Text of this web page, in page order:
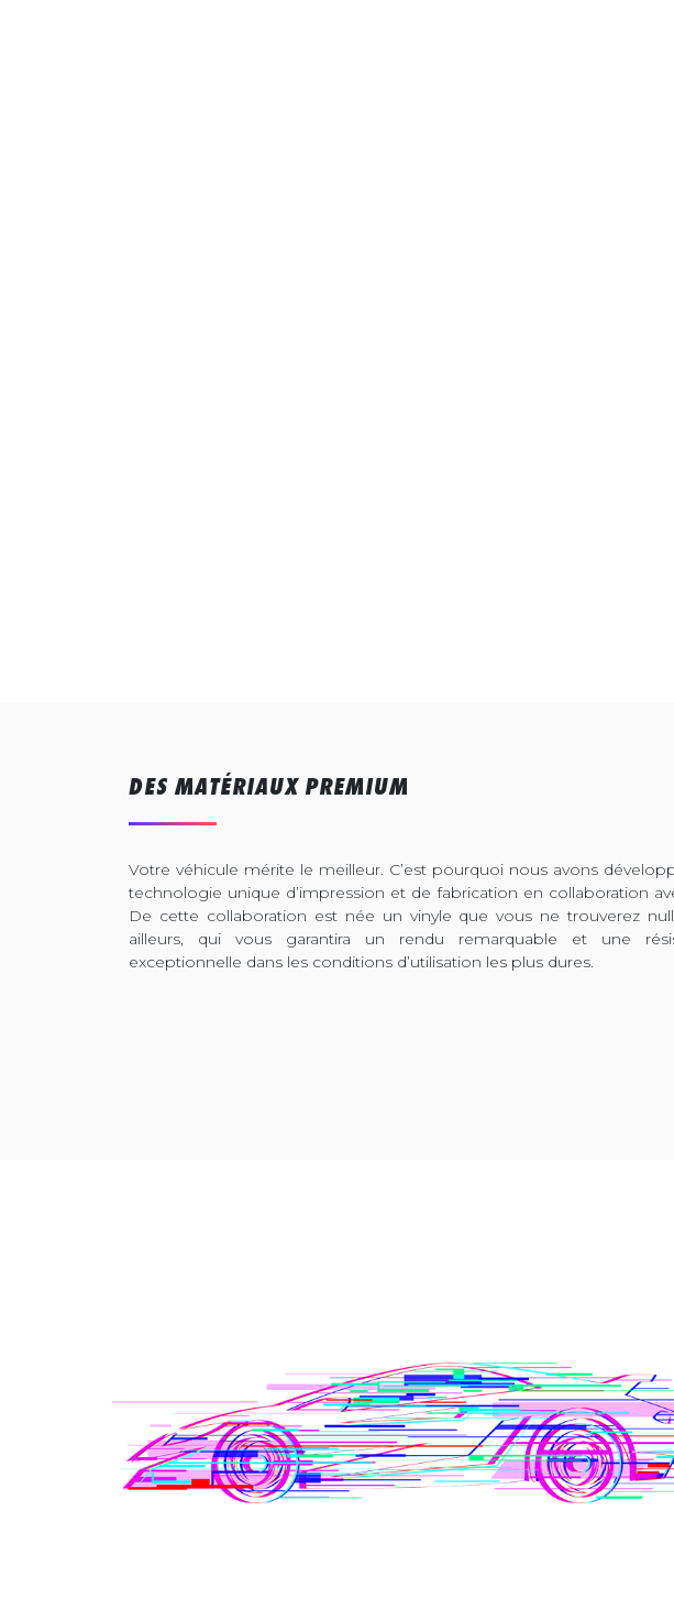
DES MATÉRIAUX PREMIUM
Votre véhicule mérite le meilleur. C’est pourquoi nous avons
technologie unique d’impression et de fabrication en collaboration
De cette collaboration est née un vinyle que vous ne trouverez
ailleurs, qui vous garantira un rendu remarquable et une
exceptionnelle dans les conditions d’utilisation les plus dures.